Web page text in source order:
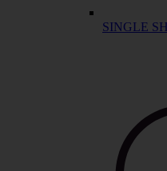
SINGLE